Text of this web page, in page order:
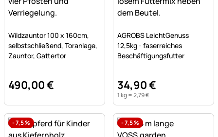
Wildzauntor 100 x 160cm,
selbstschließend, Toranlage,
Zauntor, Gattertor
490,00€
AGROBS LeichtGenuss
12,5kg - faserreiches
Beschäftigungsfutter
34,90€
1 kg =2,79€
-7,5% -7,5%